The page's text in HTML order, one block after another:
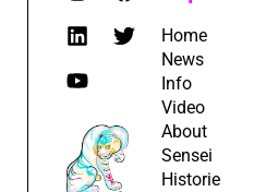
Home
News
Info
Video
About
Sensei
Historie